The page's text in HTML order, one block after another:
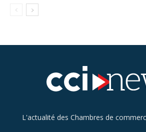
L'actualité des Chambres de